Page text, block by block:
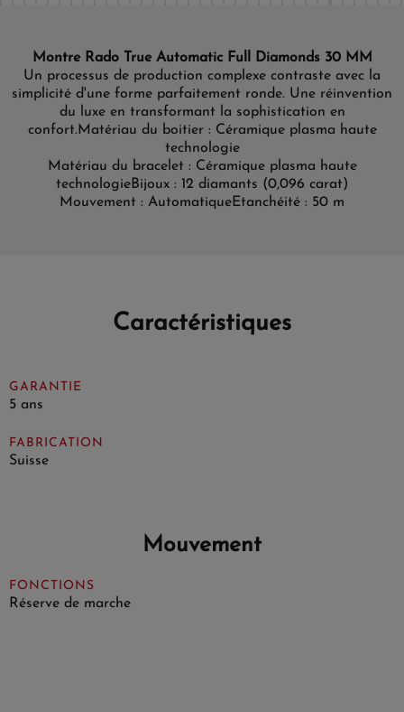
Montre Rado True Automatic Full Diamonds 30 MM
Un processus de production complexe contraste avec la
simplicité d'une forme parfaitement ronde. Une réinvention
du luxe en transformant la sophistication en
confort. Matériau du boitier : Céramique plasma haute
technologie
Matériau du bracelet : Céramique plasma haute
technologieBijoux : 12 diamants (0,096 carat)
Mouvement : AutomatiqueEtanchéité : 50 m
Caractéristiques
GARANTIE
5 ans
FABRICATION
Suisse
Mouvement
FONCTIONS
Réserve de marche